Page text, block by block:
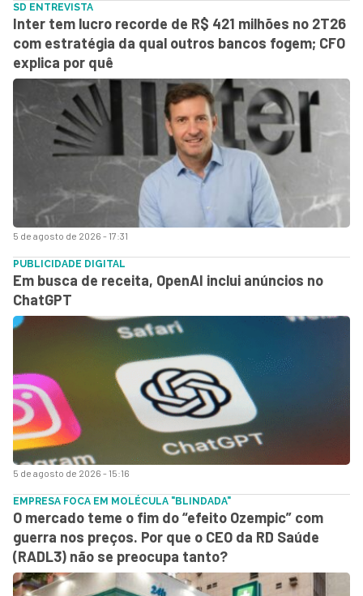
5 de agosto de 2026 - 17:31
SD ENTREVISTA
Inter tem lucro recorde de R$ 421 milhões no 2T26
com estratégia da qual outros bancos fogem; CFO
explica por quê
5 de agosto de 2026 - 15:16
PUBLICIDADE DIGITAL
Em busca de receita, OpenAI inclui anúncios no
ChatGPT
EMPRESA FOCA EM MOLÉCULA "BLINDADA"
O mercado teme o fim do “efeito Ozempic” com
guerra nos preços. Por que o CEO da RD Saúde
(RADL3) não se preocupa tanto?